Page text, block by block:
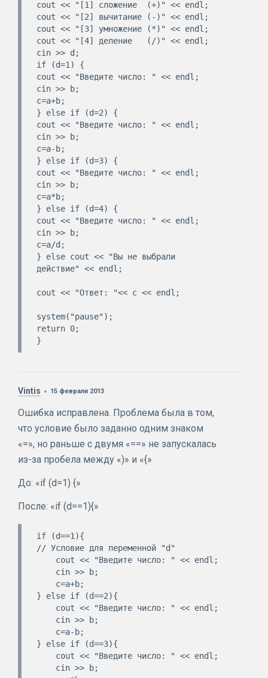
cout << "[1] сложение  (+)" << endl;
cout << "[2] вычитание (-)" << endl;
cout << "[3] умножение (*)" << endl;
cout << "[4] деление   (/)" << endl;
cin >> d;
if (d=1) {
cout << "Введите число: " << endl;
cin >> b;
c=a+b;
} else if (d=2) {
cout << "Введите число: " << endl;
cin >> b;
c=a-b;
} else if (d=3) {
cout << "Введите число: " << endl;
cin >> b;
c=a*b;
} else if (d=4) {
cout << "Введите число: " << endl;
cin >> b;
c=a/d;
} else cout << "Вы не выбрали
действие" << endl;
cout << "Ответ: "<< c << endl;
system("pause");
return 0;
Vintis 15 февраля 2013
Ошибка исправлена. Проблема была в том,
что условие было заданно одним знаком
«=», но раньше с двумя «==» не запускалась
из-за пробела между «)» и «{»
До: «if (d=1) {»
После: «if (d==1){»
if (d==1){
// Условие для переменной "d"
} else if (d==2){
} else if (d==3){